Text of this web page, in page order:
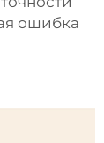
ошибка